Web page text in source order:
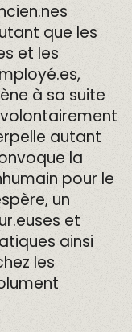
que les
et les
à sa suite
autant
la
pour le
un
et
ainsi
les